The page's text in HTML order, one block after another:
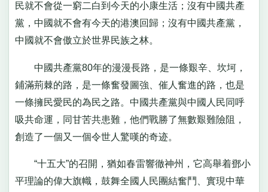
民就不會從一窮二白到今天的小康生活；沒有中國共產
黨，中國就不會有今天的港澳回歸；沒有中國共產黨，
中國就不會傲立於世界民族之林。
中國共產黨80年的漫漫長路，是一條艱辛、坎坷，
鋪滿荊棘的路，是一條奮發圖強、催人奮進的路，也是
一條擁民愛民的為民之路。中國共產黨與中國人民同呼
吸共命運，同甘苦共患難，他們戰勝了無數艱難險阻，
創造了一個又一個令世人驚嘆的奇迹。
“十五大”的召開，猶如春雷響徹神州，它高舉着鄧小
平理論的偉大旗幟，鼓舞全國人民團結奮鬥、實現中華